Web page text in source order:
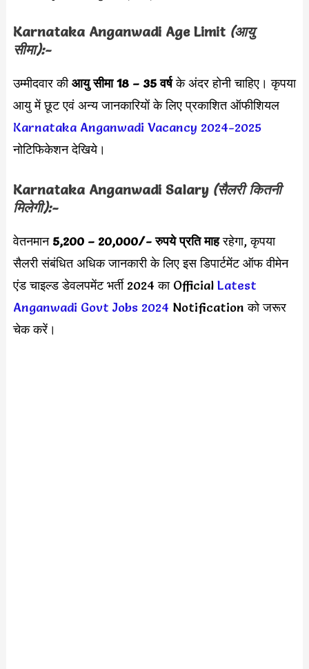
Karnataka Anganwadi Age Limit (आयु
सीमा):-
उम्मीदवार कीआयु सीमा 18 – 35 वर्षके अंदर होनी चाहिए। कृपया
आयु में छूट एवं अन्य जानकारियों के लिए प्रकाशित ऑफीशियल
Karnataka Anganwadi Vacancy 2024-2025
नोटिफिकेशन देखिये।
Karnataka Anganwadi Salary (सैलरी कितनी
मिलेगी):-
वेतनमान 5,200 – 20,000/-रुपये प्रति माहरहेगा, कृपया
सैलरी संबंधित अधिक जानकारी के लिए इस डिपार्टमेंट ऑफ वीमेन
एंड चाइल्ड डेवलपमेंट भर्ती 2024 का Official Latest
Anganwadi Govt Jobs 2024 Notification को जरूर
चेक करें।